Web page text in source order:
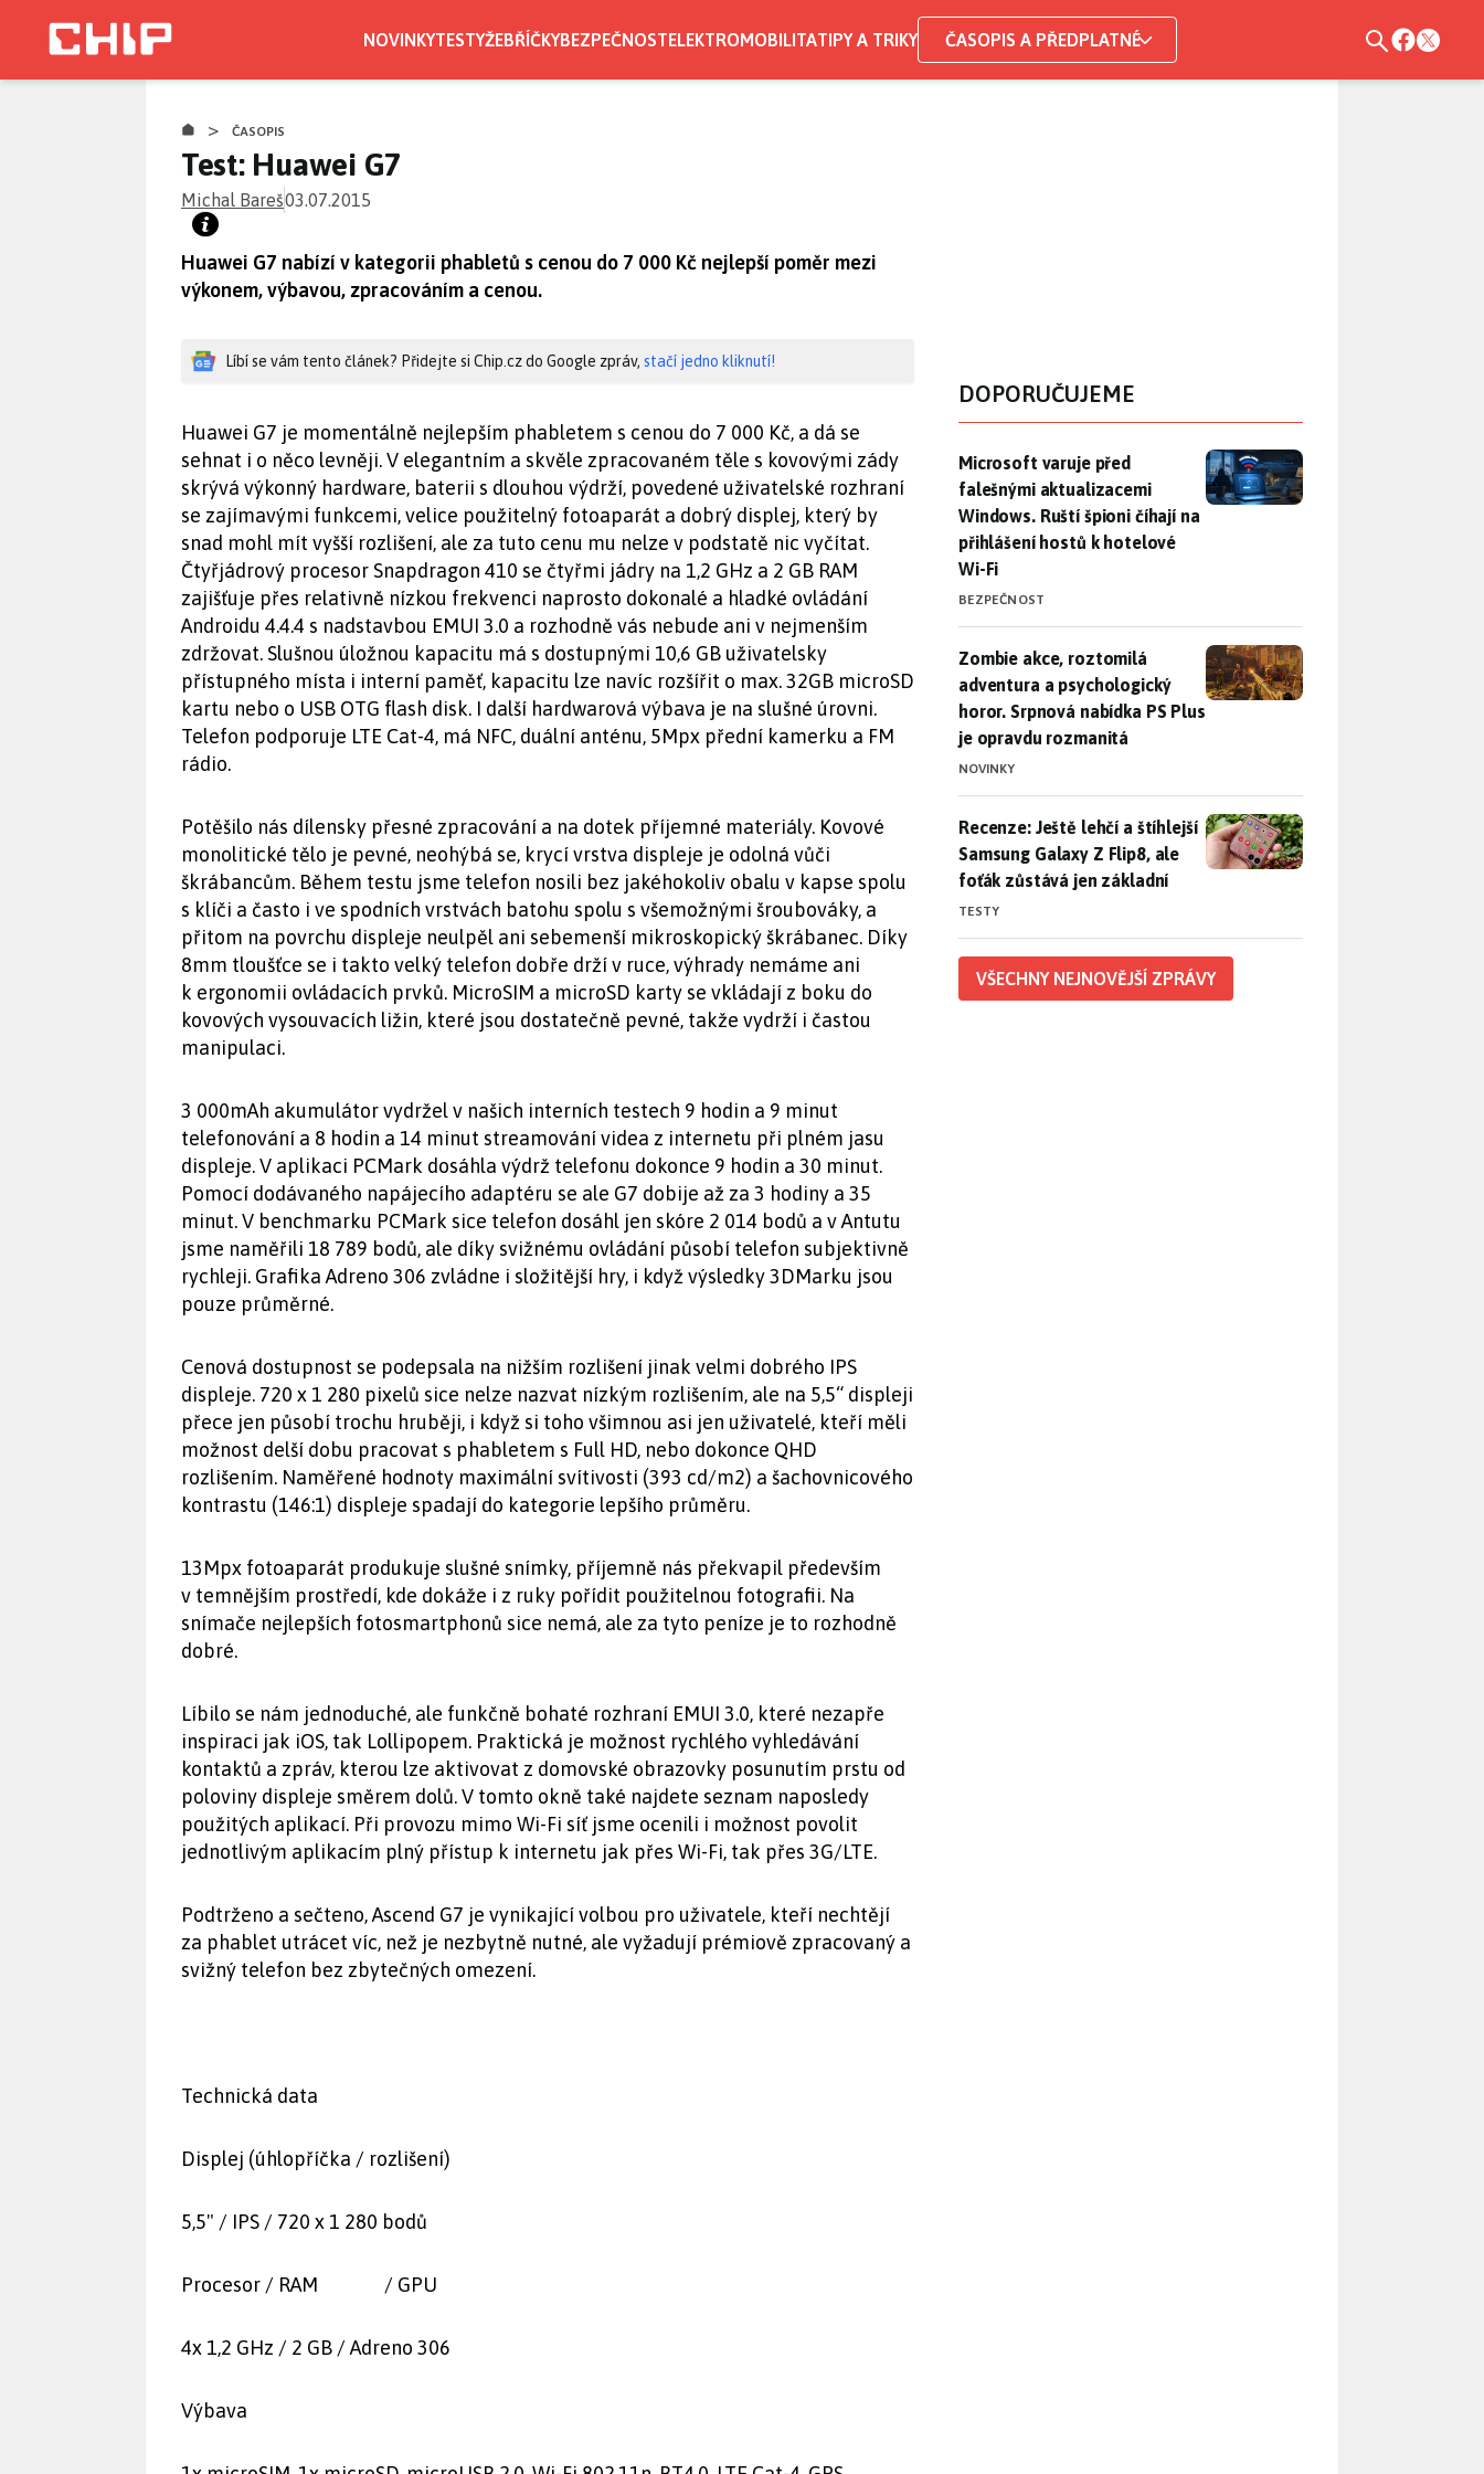
NOVINKYTESTYŽEBŘÍČKYBEZPEČNOSTELEKTROMOBILITATIPY A TRIKY ČASOPIS A PŘEDPLATNÉ
> ČASOPIS
Test: Huawei G7
Michal Bareš03.07.2015
Huawei G7 nabízí v kategorii phabletů s cenou do 7 000 Kč nejlepší poměr mezi
výkonem, výbavou, zpracováním a cenou.
Líbí se vám tento článek? Přidejte si Chip.cz do Google zpráv, stačí jedno kliknutí!
Huawei G7 je momentálně nejlepším phabletem s cenou do 7 000 Kč, a dá se
sehnat i o něco levněji. V elegantním a skvěle zpracovaném těle s kovovými zády
skrývá výkonný hardware, baterii s dlouhou výdrží, povedené uživatelské rozhraní
se zajímavými funkcemi, velice použitelný fotoaparát a dobrý displej, který by
snad mohl mít vyšší rozlišení, ale za tuto cenu mu nelze v podstatě nic vyčítat.
Čtyřjádrový procesor Snapdragon 410 se čtyřmi jádry na 1,2 GHz a 2 GB RAM
zajišťuje přes relativně nízkou frekvenci naprosto dokonalé a hladké ovládání
Androidu 4.4.4 s nadstavbou EMUI 3.0 a rozhodně vás nebude ani v nejmenším
zdržovat. Slušnou úložnou kapacitu má s dostupnými 10,6 GB uživatelsky
přístupného místa i interní paměť, kapacitu lze navíc rozšířit o max. 32GB microSD
kartu nebo o USB OTG flash disk. I další hardwarová výbava je na slušné úrovni.
Telefon podporuje LTE Cat-4, má NFC, duální anténu, 5Mpx přední kamerku a FM
rádio.
Potěšilo nás dílensky přesné zpracování a na dotek příjemné materiály. Kovové
monolitické tělo je pevné, neohýbá se, krycí vrstva displeje je odolná vůči
škrábancům. Během testu jsme telefon nosili bez jakéhokoliv obalu v kapse spolu
s klíči a často i ve spodních vrstvách batohu spolu s všemožnými šroubováky, a
přitom na povrchu displeje neulpěl ani sebemenší mikroskopický škrábanec. Díky
8mm tloušťce se i takto velký telefon dobře drží v ruce, výhrady nemáme ani
k ergonomii ovládacích prvků. MicroSIM a microSD karty se vkládají z boku do
kovových vysouvacích ližin, které jsou dostatečně pevné, takže vydrží i častou
manipulaci.
3 000mAh akumulátor vydržel v našich interních testech 9 hodin a 9 minut
telefonování a 8 hodin a 14 minut streamování videa z internetu při plném jasu
displeje. V aplikaci PCMark dosáhla výdrž telefonu dokonce 9 hodin a 30 minut.
Pomocí dodávaného napájecího adaptéru se ale G7 dobije až za 3 hodiny a 35
minut. V benchmarku PCMark sice telefon dosáhl jen skóre 2 014 bodů a v Antutu
jsme naměřili 18 789 bodů, ale díky svižnému ovládání působí telefon subjektivně
rychleji. Grafika Adreno 306 zvládne i složitější hry, i když výsledky 3DMarku jsou
pouze průměrné.
Cenová dostupnost se podepsala na nižším rozlišení jinak velmi dobrého IPS
displeje. 720 x 1 280 pixelů sice nelze nazvat nízkým rozlišením, ale na 5,5“ displeji
přece jen působí trochu hruběji, i když si toho všimnou asi jen uživatelé, kteří měli
možnost delší dobu pracovat s phabletem s Full HD, nebo dokonce QHD
rozlišením. Naměřené hodnoty maximální svítivosti (393 cd/m2) a šachovnicového
kontrastu (146:1) displeje spadají do kategorie lepšího průměru.
13Mpx fotoaparát produkuje slušné snímky, příjemně nás překvapil především
v temnějším prostředí, kde dokáže i z ruky pořídit použitelnou fotografii. Na
snímače nejlepších fotosmartphonů sice nemá, ale za tyto peníze je to rozhodně
dobré.
Líbilo se nám jednoduché, ale funkčně bohaté rozhraní EMUI 3.0, které nezapře
inspiraci jak iOS, tak Lollipopem. Praktická je možnost rychlého vyhledávání
kontaktů a zpráv, kterou lze aktivovat z domovské obrazovky posunutím prstu od
poloviny displeje směrem dolů. V tomto okně také najdete seznam naposledy
použitých aplikací. Při provozu mimo Wi-Fi síť jsme ocenili i možnost povolit
jednotlivým aplikacím plný přístup k internetu jak přes Wi-Fi, tak přes 3G/LTE.
Podtrženo a sečteno, Ascend G7 je vynikající volbou pro uživatele, kteří nechtějí
za phablet utrácet víc, než je nezbytně nutné, ale vyžadují prémiově zpracovaný a
svižný telefon bez zbytečných omezení.
Technická data
Displej (úhlopříčka / rozlišení)
5,5" / IPS / 720 x 1 280 bodů
Procesor / RAM / GPU
4x 1,2 GHz / 2 GB / Adreno 306
Výbava
DOPORUČUJEME
Microsoft varuje před falešnými aktualizacemi Windows. Ruští
Microsoft varuje před
falešnými aktualizacemi
Windows. Ruští špioni číhají na
přihlášení hostů k hotelové
Wi-Fi
BEZPEČNOST
Zombie akce, roztomilá adventura a psychologický horor.
Zombie akce, roztomilá
adventura a psychologický
horor. Srpnová nabídka PS Plus
je opravdu rozmanitá
NOVINKY
Recenze: Ještě lehčí a štíhlejší Samsung Galaxy Z Flip8, ale foťák
Recenze: Ještě lehčí a štíhlejší
Samsung Galaxy Z Flip8, ale
foťák zůstává jen základní
TESTY
VŠECHNY NEJNOVĚJŠÍ ZPRÁVY